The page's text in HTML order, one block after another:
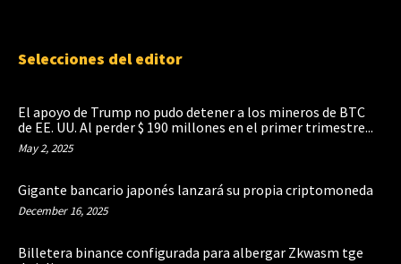
Selecciones del editor
El apoyo de Trump no pudo detener a los mineros de BTC
de EE. UU. Al perder $ 190 millones en el primer trimestre...
May 2, 2025
Gigante bancario japonés lanzará su propia criptomoneda
December 16, 2025
Billetera binance configurada para albergar Zkwasm tge